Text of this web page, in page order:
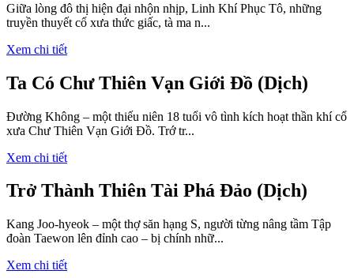
Giữa lòng đô thị hiện đại nhộn nhịp, Linh Khí Phục Tô, những
truyền thuyết cổ xưa thức giấc, tà ma n...
Xem chi tiết
Ta Có Chư Thiên Vạn Giới Đồ (Dịch)
Đường Không – một thiếu niên 18 tuổi vô tình kích hoạt thần khí cổ
xưa Chư Thiên Vạn Giới Đồ. Trớ tr...
Xem chi tiết
Trở Thành Thiên Tài Phá Đảo (Dịch)
Kang Joo-hyeok – một thợ săn hạng S, người từng nâng tầm Tập
đoàn Taewon lên đỉnh cao – bị chính nhữ...
Xem chi tiết